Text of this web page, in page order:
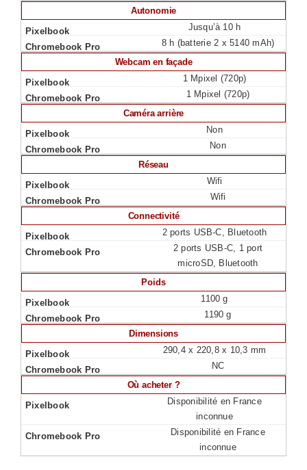
Autonomie
Jusqu’à 10 h
8 h (batterie 2 x 5140 mAh)
Webcam en façade
1 Mpixel (720p)
1 Mpixel (720p)
Caméra arrière
Non
Non
Réseau
Wifi
Wifi
Connectivité
2 ports USB-C, Bluetooth
2 ports USB-C, 1 port
microSD, Bluetooth
Poids
1100 g
1190 g
Dimensions
290,4 x 220,8 x 10,3 mm
NC
Où acheter ?
Disponibilité en France
inconnue
Disponibilité en France
inconnue